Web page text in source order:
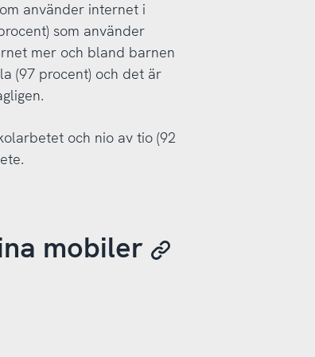
använder internet i
som använder
mer och bland barnen
(97 procent) och det är
och nio av tio (92
mobiler